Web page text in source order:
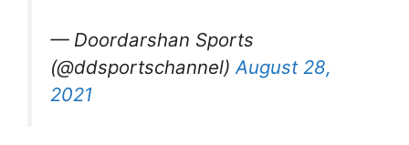
— Doordarshan Sports
(@ddsportschannel) August 28,
2021